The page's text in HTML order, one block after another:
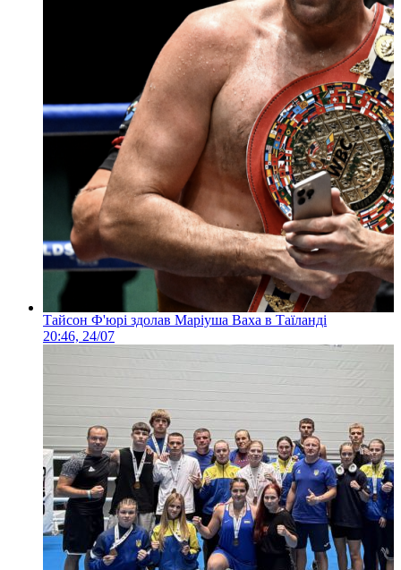
Тайсон Ф'юрі здолав Маріуша Ваха в Таїланді
20:46, 24/07